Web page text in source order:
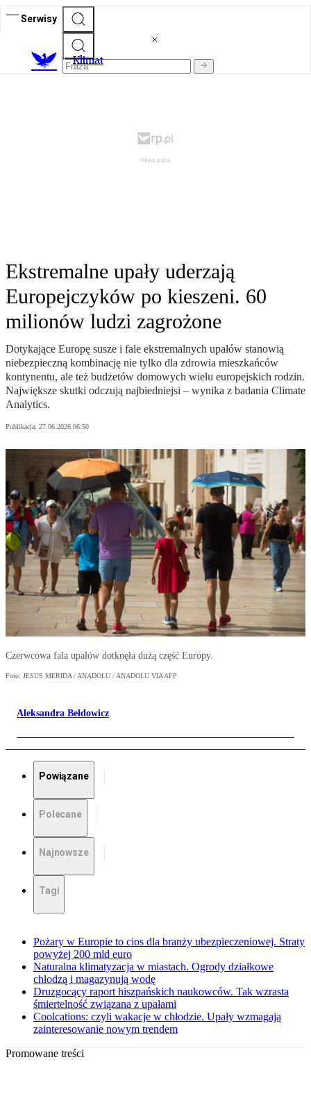
Serwisy
Klimat
Ekstremalne upały uderzają
Europejczyków po kieszeni. 60
milionów ludzi zagrożone
Dotykające Europę susze i fale ekstremalnych upałów stanowią
niebezpieczną kombinację nie tylko dla zdrowia mieszkańców
kontynentu, ale też budżetów domowych wielu europejskich rodzin.
Największe skutki odczują najbiedniejsi – wynika z badania Climate
Analytics.
Publikacja: 27.06.2026 06:50
Czerwcowa fala upałów dotknęła dużą część Europy.
Foto: JESUS MERIDA / ANADOLU / ANADOLU VIA AFP
Aleksandra Bełdowicz
Powiązane
Polecane
Najnowsze
Tagi
Pożary w Europie to cios dla branży ubezpieczeniowej. Straty
powyżej 200 mld euro
Naturalna klimatyzacja w miastach. Ogrody działkowe
chłodzą i magazynują wodę
Druzgocący raport hiszpańskich naukowców. Tak wzrasta
śmiertelność związana z upałami
Coolcations: czyli wakacje w chłodzie. Upały wzmagają
zainteresowanie nowym trendem
Promowane treści